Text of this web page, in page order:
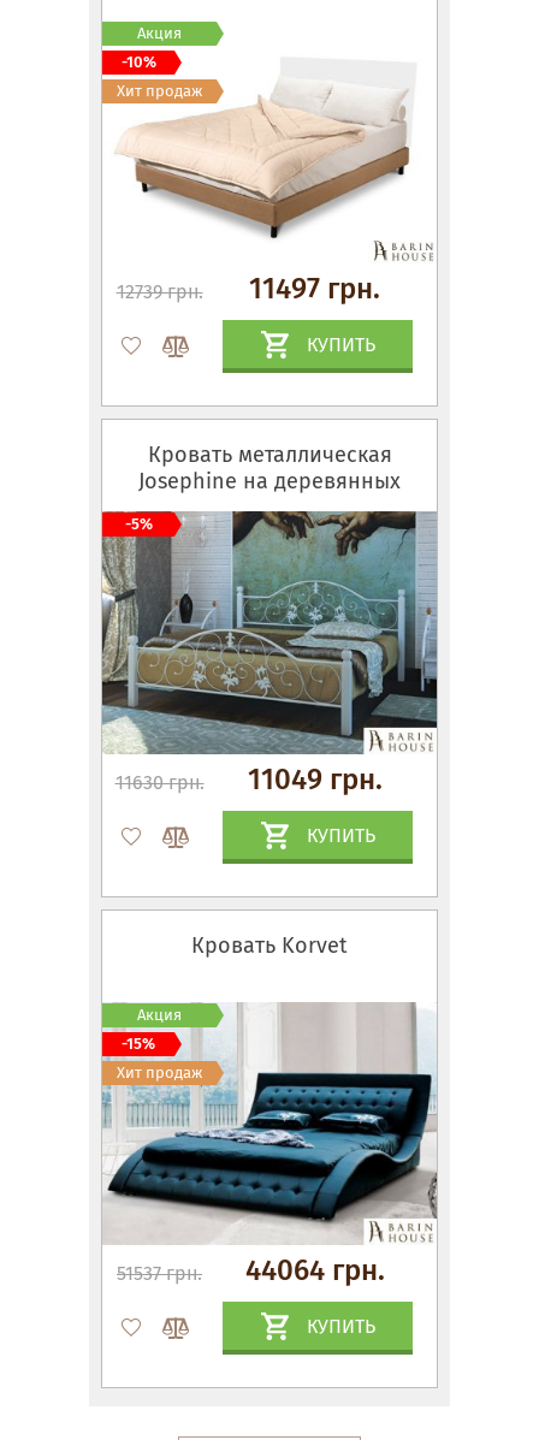
12739 грн. 11497 грн.
КУПИТЬ
Акция
-10%
Хит продаж
Кровать металлическая
Josephine на деревянных
ножках
11630 грн. 11049 грн.
КУПИТЬ
-5%
Кровать Korvet
51537 грн. 44064 грн.
КУПИТЬ
Акция
-15%
Хит продаж